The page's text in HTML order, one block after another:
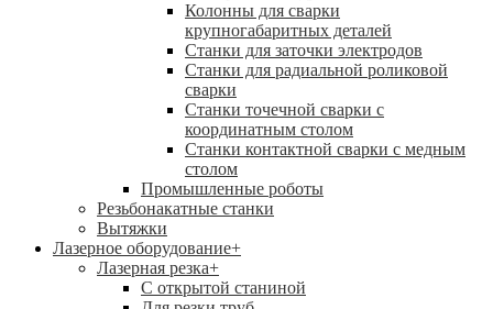
Колонны для сварки
крупногабаритных деталей
Станки для заточки электродов
Станки для радиальной роликовой
сварки
Станки точечной сварки с
координатным столом
Станки контактной сварки с медным
столом
Промышленные роботы
Резьбонакатные станки
Вытяжки
Лазерное оборудование+
Лазерная резка+
С открытой станиной